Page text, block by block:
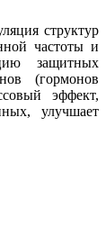
структур
частоты и
защитных
(гормонов
эффект,
улучшает